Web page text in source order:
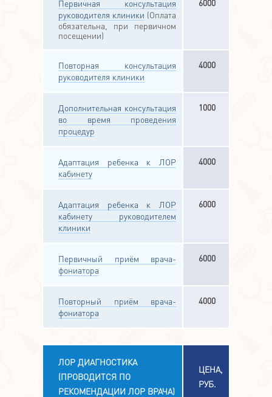
Первичная консультация
руководителя клиники (Оплата
обязательна, при первичном
посещении)
Повторная консультация
руководителя клиники
4000
Дополнительная консультация
во время проведения
процедур
1000
Адаптация ребенка к ЛОР
кабинету
4000
Адаптация ребенка к ЛОР
кабинету руководителем
клиники
6000
Первичный приём врача-
фониатора
6000
Повторный приём врача-
фониатора
4000
ЛОР ДИАГНОСТИКА
(ПРОВОДИТСЯ ПО
РЕКОМЕНДАЦИИ ЛОР ВРАЧА)
ЦЕНА,
РУБ.